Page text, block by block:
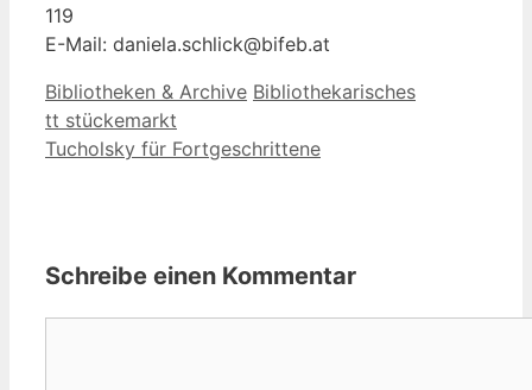
119
E-Mail: daniela.schlick@bifeb.at
Kategorien
Bibliotheken & Archive Schlagwörter
Bibliothekarisches
tt stückemarkt
Tucholsky für Fortgeschrittene
Schreibe einen Kommentar